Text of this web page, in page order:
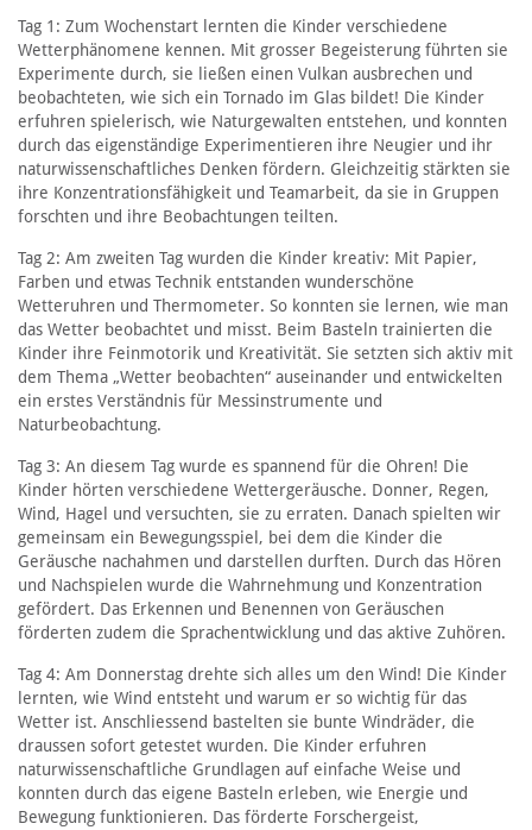
Tag 1: Zum Wochenstart lernten die Kinder verschiedene
Wetterphänomene kennen. Mit grosser Begeisterung führten sie
Experimente durch, sie ließen einen Vulkan ausbrechen und
beobachteten, wie sich ein Tornado im Glas bildet! Die Kinder
erfuhren spielerisch, wie Naturgewalten entstehen, und konnten
durch das eigenständige Experimentieren ihre Neugier und ihr
naturwissenschaftliches Denken fördern. Gleichzeitig stärkten sie
ihre Konzentrationsfähigkeit und Teamarbeit, da sie in Gruppen
forschten und ihre Beobachtungen teilten.
Tag 2: Am zweiten Tag wurden die Kinder kreativ: Mit Papier,
Farben und etwas Technik entstanden wunderschöne
Wetteruhren und Thermometer. So konnten sie lernen, wie man
das Wetter beobachtet und misst. Beim Basteln trainierten die
Kinder ihre Feinmotorik und Kreativität. Sie setzten sich aktiv mit
dem Thema „Wetter beobachten“ auseinander und entwickelten
ein erstes Verständnis für Messinstrumente und
Naturbeobachtung.
Tag 3: An diesem Tag wurde es spannend für die Ohren! Die
Kinder hörten verschiedene Wettergeräusche. Donner, Regen,
Wind, Hagel und versuchten, sie zu erraten. Danach spielten wir
gemeinsam ein Bewegungsspiel, bei dem die Kinder die
Geräusche nachahmen und darstellen durften. Durch das Hören
und Nachspielen wurde die Wahrnehmung und Konzentration
gefördert. Das Erkennen und Benennen von Geräuschen
förderten zudem die Sprachentwicklung und das aktive Zuhören.
Tag 4: Am Donnerstag drehte sich alles um den Wind! Die Kinder
lernten, wie Wind entsteht und warum er so wichtig für das
Wetter ist. Anschliessend bastelten sie bunte Windräder, die
draussen sofort getestet wurden. Die Kinder erfuhren
naturwissenschaftliche Grundlagen auf einfache Weise und
konnten durch das eigene Basteln erleben, wie Energie und
Bewegung funktionieren. Das förderte Forschergeist,